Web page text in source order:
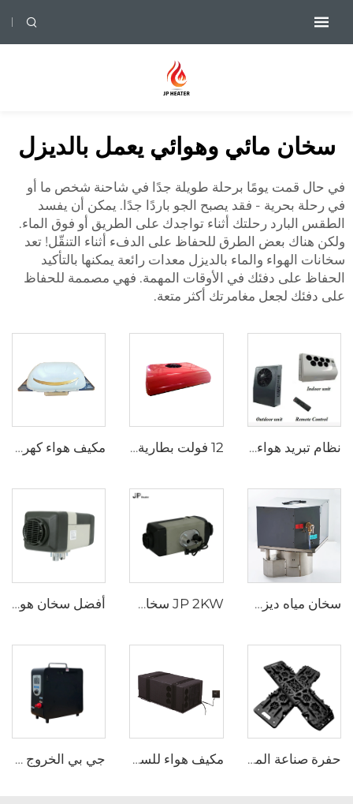
سخان مائي وهوائي يعمل بالديزل
في حال قمت يومًا برحلة طويلة جدًا في شاحنة شخص ما أو
في رحلة بحرية - فقد يصبح الجو باردًا جدًا. يمكن أن يفسد
الطقس البارد رحلتك أثناء تواجدك على الطريق أو فوق الماء.
ولكن هناك بعض الطرق للحفاظ على الدفء أثناء التنقّل! تعد
سخانات الهواء والماء بالديزل معدات رائعة يمكنها بالتأكيد
الحفاظ على دفئك في الأوقات المهمة. فهي مصممة للحفاظ
على دفئك لجعل مغامرتك أكثر متعة.
نظام تبريد هواء للشاحنة 12 فولت بطارية تعمل بمكبرة الجرار شاحنة سرير موقف للسيارات مكيف الهواء للشاحنة مكيف هواء كهربائي لكابينة الشاحنة، مكيف هواء قطعة واحدة/من النوع العلوي بجهد 24 فولت
سخان مياه ديزل JP DC12V مع خزان مياه 18L للمقطورة سيارة المقطورة كامبر فان قارب JP 2KW سخان غاز 12V البنزين سخان البنزين سخانات وقوف السيارات أفضل سخان هواء لـ Lpg 4KW 24V سخان وقوف السيارات للسيارة
حفرة صناعة المركبات مدمج في جاك قاعدة خارج الطريق لجنة استعادة الرمل الطين إطارات الجر لجنة العودة السيارات مكيف هواء للسيارة تحت المقعد، مكيف كهربائي للمركبات المتنقلة والشاحنات والعربات الترحال، 9000 وحدة حرارية بريطانية، 220-240 فولت جي بي الخروج التخييم Rv الجملة المحمولة التصميم الجذاب البروبان مضخة الحرارة بدون خزان غاز سخان الماء